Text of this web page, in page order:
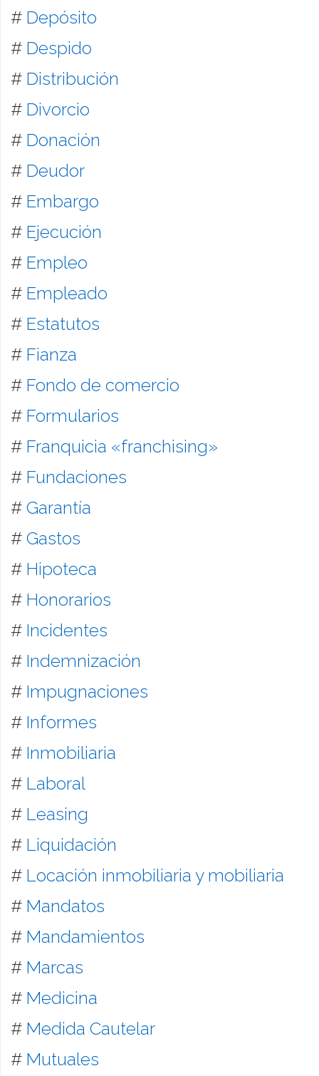
# Depósito
# Despido
# Distribución
# Divorcio
# Donación
# Deudor
# Embargo
# Ejecución
# Empleo
# Empleado
# Estatutos
# Fianza
# Fondo de comercio
# Formularios
# Franquicia «franchising»
# Fundaciones
# Garantía
# Gastos
# Hipoteca
# Honorarios
# Incidentes
# Indemnización
# Impugnaciones
# Informes
# Inmobiliaria
# Laboral
# Leasing
# Liquidación
# Locación inmobiliaria y mobiliaria
# Mandatos
# Mandamientos
# Marcas
# Medicina
# Medida Cautelar
# Mutuales